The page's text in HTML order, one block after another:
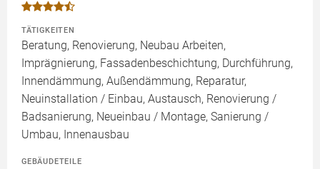
TÄTIGKEITEN
Beratung, Renovierung, Neubau Arbeiten,
Imprägnierung, Fassadenbeschichtung, Durchführung,
Innendämmung, Außendämmung, Reparatur,
Neuinstallation / Einbau, Austausch, Renovierung /
Badsanierung, Neueinbau / Montage, Sanierung /
Umbau, Innenausbau
GEBÄUDETEILE